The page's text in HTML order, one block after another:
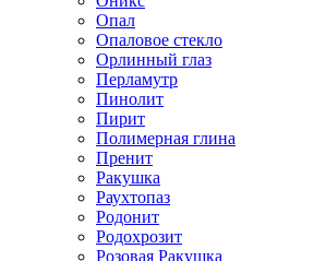
Опал
Опаловое стекло
Орлинный глаз
Перламутр
Пинолит
Пирит
Полимерная глина
Пренит
Ракушка
Раухтопаз
Родонит
Родохрозит
Розовая Ракушка